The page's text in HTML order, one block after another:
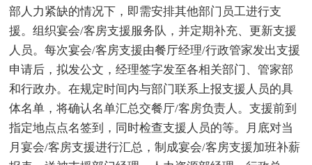
部人力紧缺的情况下，即需安排其他部门员工进行支
援。组织宴会/客房支援服务队，并定期补充、更新支援
人员。每次宴会/客房支援由餐厅经理/行政管家发出支援
申请后，拟发公文，经理签字发至各相关部门、管家部
和行政办。在规定时间内与部门联系上报支援人员的具
体名单，将确认名单汇总交餐厅/客房负责人。支援前到
指定地点点名签到，同时检查支援人员的等。月底对当
月宴会/客房支援进行汇总，制成宴会/客房支援加班补薪